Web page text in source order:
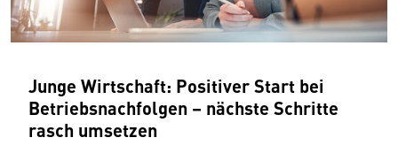
Junge Wirtschaft: Positiver Start bei
Betriebsnachfolgen – nächste Schritte
rasch umsetzen